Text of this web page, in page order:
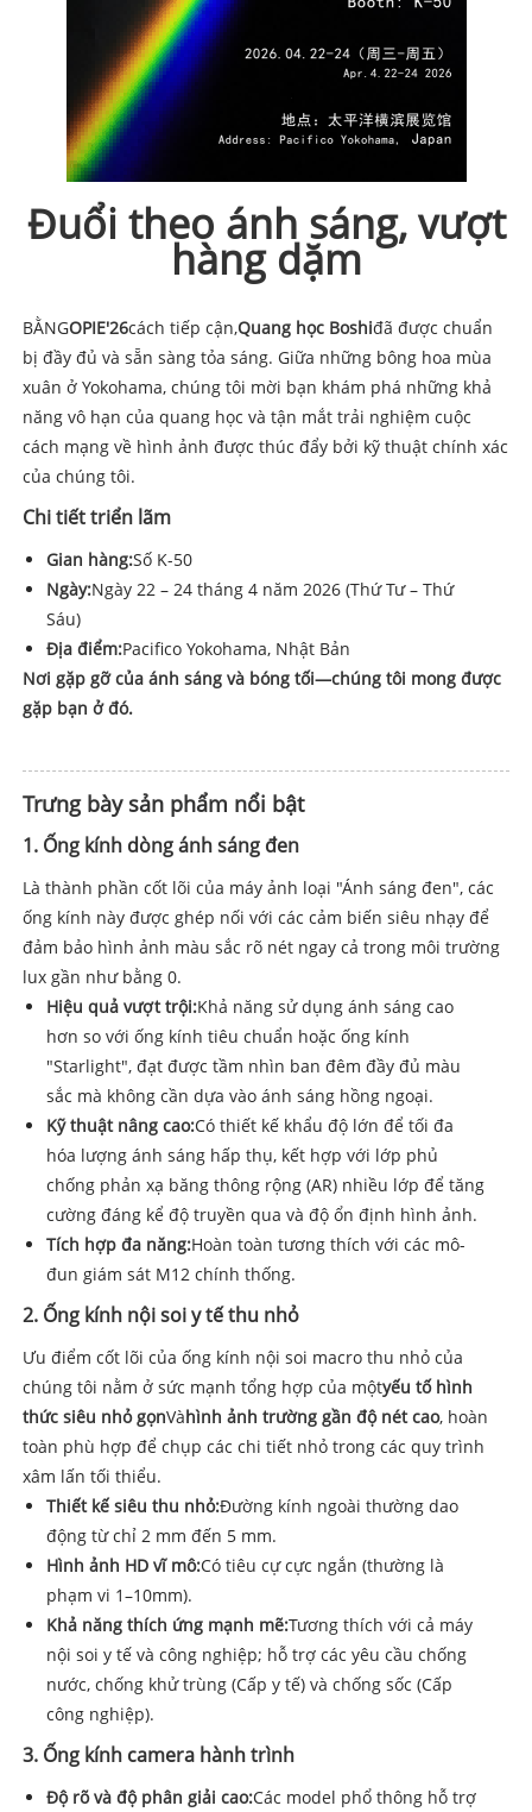
Đuổi theo ánh sáng, vượt
hàng dặm
BẰNGOPIE'26cách tiếp cận,Quang học Boshiđã được chuẩn
bị đầy đủ và sẵn sàng tỏa sáng. Giữa những bông hoa mùa
xuân ở Yokohama, chúng tôi mời bạn khám phá những khả
năng vô hạn của quang học và tận mắt trải nghiệm cuộc
cách mạng về hình ảnh được thúc đẩy bởi kỹ thuật chính xác
của chúng tôi.
Chi tiết triển lãm
Gian hàng:Số K-50
Ngày:Ngày 22 – 24 tháng 4 năm 2026 (Thứ Tư – Thứ
Sáu)
Địa điểm:Pacifico Yokohama, Nhật Bản
Nơi gặp gỡ của ánh sáng và bóng tối—chúng tôi mong được
gặp bạn ở đó.
Trưng bày sản phẩm nổi bật
1. Ống kính dòng ánh sáng đen
Là thành phần cốt lõi của máy ảnh loại "Ánh sáng đen", các
ống kính này được ghép nối với các cảm biến siêu nhạy để
đảm bảo hình ảnh màu sắc rõ nét ngay cả trong môi trường
lux gần như bằng 0.
Hiệu quả vượt trội:Khả năng sử dụng ánh sáng cao
hơn so với ống kính tiêu chuẩn hoặc ống kính
"Starlight", đạt được tầm nhìn ban đêm đầy đủ màu
sắc mà không cần dựa vào ánh sáng hồng ngoại.
Kỹ thuật nâng cao:Có thiết kế khẩu độ lớn để tối đa
hóa lượng ánh sáng hấp thụ, kết hợp với lớp phủ
chống phản xạ băng thông rộng (AR) nhiều lớp để tăng
cường đáng kể độ truyền qua và độ ổn định hình ảnh.
Tích hợp đa năng:Hoàn toàn tương thích với các mô-
đun giám sát M12 chính thống.
2. Ống kính nội soi y tế thu nhỏ
Ưu điểm cốt lõi của ống kính nội soi macro thu nhỏ của
chúng tôi nằm ở sức mạnh tổng hợp của mộtyếu tố hình
thức siêu nhỏ gọnVàhình ảnh trường gần độ nét cao, hoàn
toàn phù hợp để chụp các chi tiết nhỏ trong các quy trình
xâm lấn tối thiểu.
Thiết kế siêu thu nhỏ:Đường kính ngoài thường dao
động từ chỉ 2 mm đến 5 mm.
Hình ảnh HD vĩ mô:Có tiêu cự cực ngắn (thường là
phạm vi 1–10mm).
Khả năng thích ứng mạnh mẽ:Tương thích với cả máy
nội soi y tế và công nghiệp; hỗ trợ các yêu cầu chống
nước, chống khử trùng (Cấp y tế) và chống sốc (Cấp
công nghiệp).
3. Ống kính camera hành trình
Độ rõ và độ phân giải cao:Các model phổ thông hỗ trợ